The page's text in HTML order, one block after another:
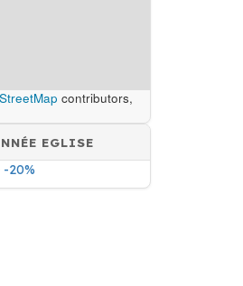
contributors,
EGLISE
20%